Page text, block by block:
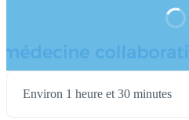
Environ 1 heure et 30 minutes